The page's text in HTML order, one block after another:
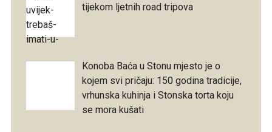
tijekom ljetnih road tripova
Konoba Baća u Stonu mjesto je o
kojem svi pričaju: 150 godina tradicije,
vrhunska kuhinja i Stonska torta koju
se mora kušati